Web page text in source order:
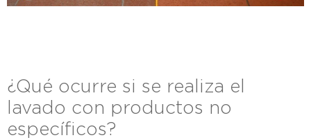
¿Qué ocurre si se realiza el
lavado con productos no
específicos?